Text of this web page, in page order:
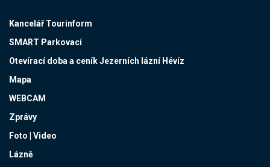
Kancelář Tourinform
SMART Parkovací
Otevírací doba a ceník Jezerních lázní Hévíz
Mapa
WEBCAM
Zprávy
Foto | Video
Lázně